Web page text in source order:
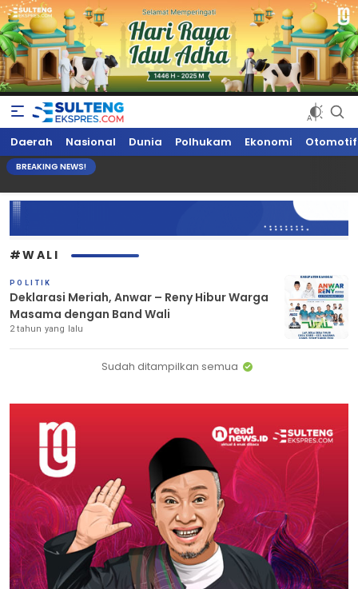
Sultengekspres.com
Berita Seputar Sulteng Hari Ini, Update Terkini, Suaranya Rakyat
Sulteng
Daerah Nasional Dunia Polhukam Ekonomi Otomotif
BREAKING NEWS!
#WALI
POLITIK
Deklarasi Meriah, Anwar – Reny Hibur Warga
Masama dengan Band Wali
2 tahun yang lalu
Sudah ditampilkan semua